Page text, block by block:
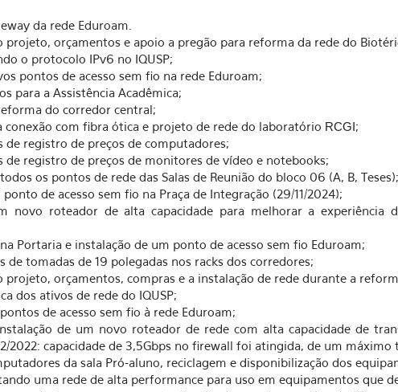
da rede Eduroam.
projeto, orçamentos e apoio a pregão para reforma da rede do
o protocolo IPv6 no IQUSP;
pontos de acesso sem fio na rede Eduroam;
para a Assistência Acadêmica;
do corredor central;
conexão com fibra ótica e projeto de rede do laboratório RCGI;
de registro de preços de computadores;
de registro de preços de monitores de vídeo e notebooks;
os pontos de rede das Salas de Reunião do bloco 06 (A, B, Teses);
de acesso sem fio na Praça de Integração (29/11/2024);
novo roteador de alta capacidade para melhorar a
Portaria e instalação de um ponto de acesso sem fio Eduroam;
de tomadas de 19 polegadas nos racks dos corredores;
projeto, orçamentos, compras e a instalação de rede durante a
dos ativos de rede do IQUSP;
de acesso sem fio à rede Eduroam;
de um novo roteador de rede com alta capacidade de
2022: capacidade de 3,5Gbps no firewall foi atingida, de um máximo
da sala Pró-aluno, reciclagem e disponibilização dos
uma rede de alta performance para uso em equipamentos que